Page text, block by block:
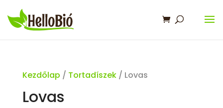
Kezdőlap / Tortadíszek/ Lovas
Lovas